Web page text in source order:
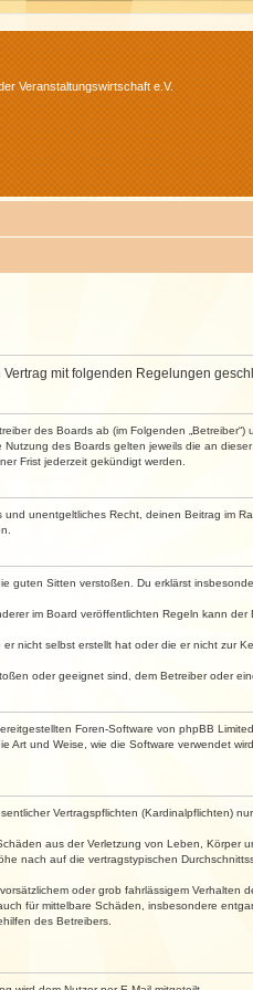
Veranstaltungswirtschaft e.V.
Vertrag mit folgenden Regelungen
des Boards ab (im Folgenden
des Boards gelten jeweils die an
Frist jederzeit gekündigt werden.
unentgeltliches Recht, deinen Beitrag im
Sitten verstoßen. Du erklärst
im Board veröffentlichten Regeln kann
nicht selbst erstellt hat oder die er nicht zur
oder geeignet sind, dem Betreiber oder
Foren-Software von phpBB
und Weise, wie die Software verwendet
Vertragspflichten (Kardinalpflichten)
aus der Verletzung von Leben, Körper
nach auf die vertragstypischen
oder grob fahrlässigem Verhalten
für mittelbare Schäden, insbesondere
des Betreibers.